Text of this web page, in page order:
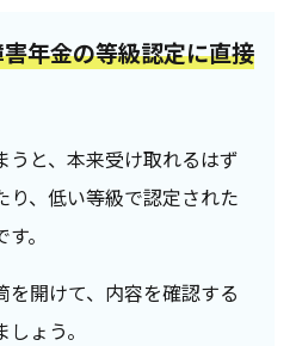
年金の等級認定に直接
うと、本来受け取れるはず
り、低い等級で認定された
。
開けて、内容を確認する
ょう。